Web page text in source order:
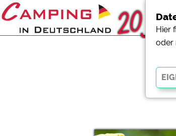
Hier
oder
der